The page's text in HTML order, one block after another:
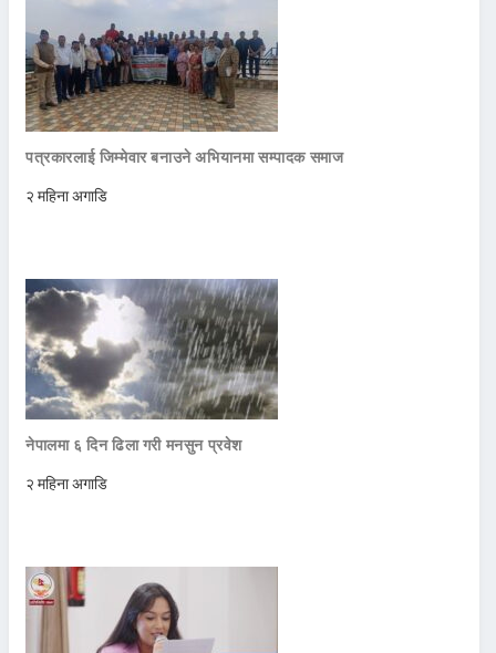
पत्रकारलाई जिम्मेवार बनाउने अभियानमा सम्पादक समाज
२ महिना अगाडि
नेपालमा ६ दिन ढिला गरी मनसुन प्रवेश
२ महिना अगाडि